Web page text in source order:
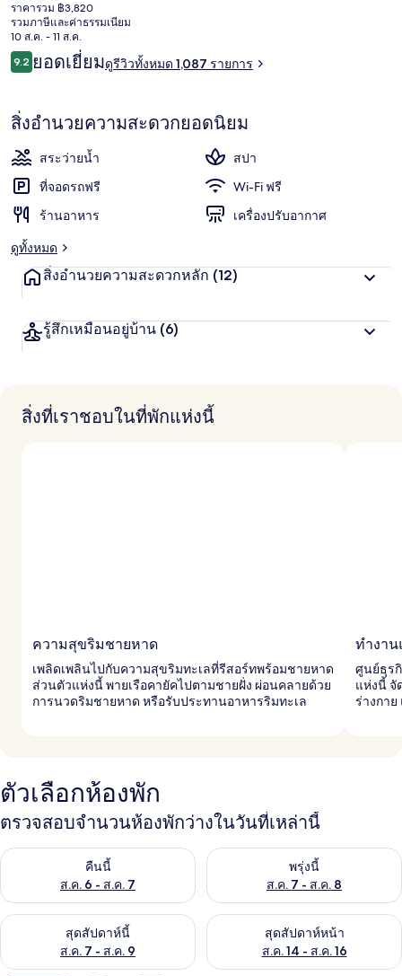
ส
ปีด
ทรวม
ไป/
กลับ
อ่าว
ปอ
แก
รนด์
เด็กฟรี บาร์ริมสระว่ายน้ำ และสระว่ายน้ำสำหรับเด็ก นักเดินทางเท
คะแนนให้พนักงานและทำเลใกล้ชายหาด
฿3,218
ราคารวม ฿3,820
รวมภาษีและค่าธรรมเนียม
10 ส.ค. - 11 ส.ค.
รีวิว
9.29.2 จาก 10
ยอดเยี่ยมดูรีวิวทั้งหมด 1,087 รายการ
สิ่งอำนวยความสะดวกยอดนิยม
สระว่ายน้ำ
สปา
ที่จอดรถฟรี
Wi-Fi ฟรี
ร้านอาหาร
เครื่องปรับอากาศ
ดูทั้งหมด
สิ่งอำนวยความสะดวกหลัก (12)
รู้สึกเหมือนอยู่บ้าน (6)
สิ่งที่เราชอบในที่พักแห่งนี้
ความสุขริมชายหาด
เพลิดเพลินไปกับความสุขริมทะเลที่รีสอร์ทพร้อมชายหาด
ส่วนตัวแห่งนี้ พายเรือคายัคไปตามชายฝั่ง ผ่อนคลายด้วย
การนวดริมชายหาด หรือรับประทานอาหารริมทะเล
ทำงา
ศูนย์ธุร
แห่งนี้ จั
ร่างกา
ตัวเลือกห้องพัก
ตรวจสอบจำนวนห้องพักว่างในวันที่เหล่านี้
คืนนี้
ส.ค. 6 - ส.ค. 7
ตรวจสอบจำนวนห้องพักว่างในคืนนี้ ส.ค. 6 - ส.ค. 7พรุ่งนี้
ส.ค. 7 - ส.ค. 8
ตรวจสอบจำนวนห้องพักว่างใน
สุดสัปดาห์นี้
ส.ค. 7 - ส.ค. 9
ตรวจสอบจำนวนห้องพักว่างในสุดสัปดาห์นี้ ส.ค. 7 - ส.ค. 9
สุดสัปดาห์หน้า
ส.ค. 14 - ส.ค. 16
ตรวจสอบจำนวนห้องพักว่างใน